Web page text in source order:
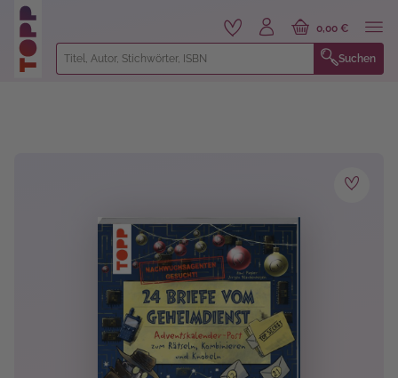
springen
Suchen
0,00 €